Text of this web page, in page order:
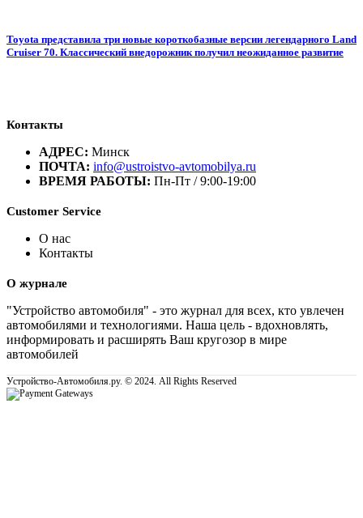
Toyota представила три новые короткобазные версии легендарного Land
Cruiser 70. Классический внедорожник получил неожиданное развитие
Контакты
АДРЕС: Минск
ПОЧТА: info@ustroistvo-avtomobilya.ru
ВРЕМЯ РАБОТЫ: Пн-Пт / 9:00-19:00
Customer Service
О нас
Контакты
О журнале
"Устройство автомобиля" - это журнал для всех, кто увлечен
автомобилями и технологиями. Наша цель - вдохновлять,
информировать и расширять Ваш кругозор в мире
автомобилей
Устройство-Автомобиля.ру. © 2024. All Rights Reserved